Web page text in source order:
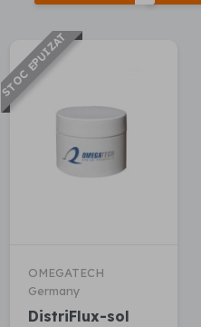
STOC EPUIZAT
OMEGATECH
Germany
DistriFlux-sol